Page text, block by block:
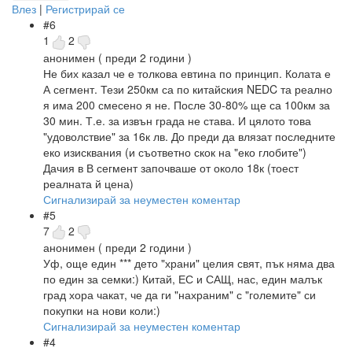
Влез | Регистрирай се
#6
1
2
анонимен ( преди 2 години )
Не бих казал че е толкова евтина по принцип. Колата е
А сегмент. Тези 250км са по китайския NEDC та реално
я има 200 смесено я не. После 30-80% ще са 100км за
30 мин. Т.е. за извън града не става. И цялото това
"удоволствие" за 16к лв. До преди да влязат последните
еко изисквания (и съответно скок на "еко глобите")
Дачия в В сегмент започваше от около 18к (тоест
реалната й цена)
Сигнализирай за неуместен коментар
#5
7
2
анонимен ( преди 2 години )
Уф, още един *** дето "храни" целия свят, пък няма два
по един за семки:) Китай, ЕС и САЩ, нас, един малък
град хора чакат, че да ги "нахраним" с "големите" си
покупки на нови коли:)
Сигнализирай за неуместен коментар
#4